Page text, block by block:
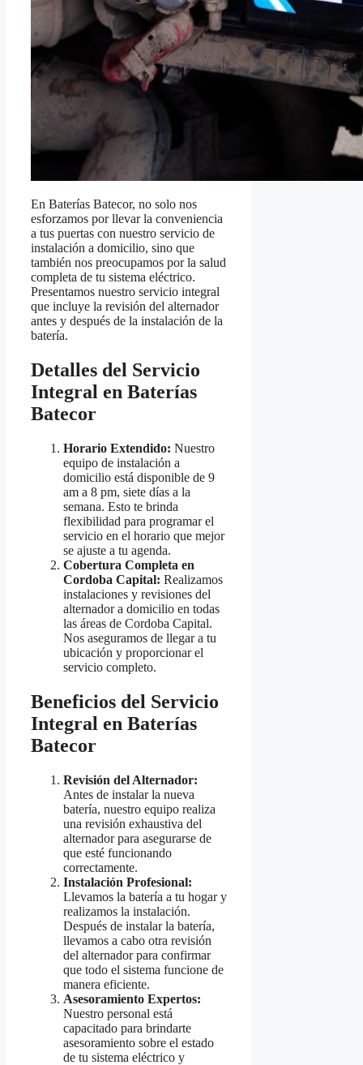
En Baterías Batecor, no solo nos
esforzamos por llevar la conveniencia
a tus puertas con nuestro servicio de
instalación a domicilio, sino que
también nos preocupamos por la salud
completa de tu sistema eléctrico.
Presentamos nuestro servicio integral
que incluye la revisión del alternador
antes y después de la instalación de la
batería.
Detalles del Servicio
Integral en Baterías
Batecor
Horario Extendido: Nuestro
equipo de instalación a
domicilio está disponible de 9
am a 8 pm, siete días a la
semana. Esto te brinda
flexibilidad para programar el
servicio en el horario que mejor
se ajuste a tu agenda.
Cobertura Completa en
Cordoba Capital: Realizamos
instalaciones y revisiones del
alternador a domicilio en todas
las áreas de Cordoba Capital.
Nos aseguramos de llegar a tu
ubicación y proporcionar el
servicio completo.
Beneficios del Servicio
Integral en Baterías
Batecor
Revisión del Alternador:
Antes de instalar la nueva
batería, nuestro equipo realiza
una revisión exhaustiva del
alternador para asegurarse de
que esté funcionando
correctamente.
Instalación Profesional:
Llevamos la batería a tu hogar y
realizamos la instalación.
Después de instalar la batería,
llevamos a cabo otra revisión
del alternador para confirmar
que todo el sistema funcione de
manera eficiente.
Asesoramiento Expertos:
Nuestro personal está
capacitado para brindarte
asesoramiento sobre el estado
de tu sistema eléctrico y